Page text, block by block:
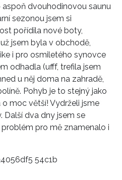
dvouhodinovou saunu
sezonou jsem si
pořídila nové boty,
jsem byla v obchodě,
i pro osmiletého synovce
odhadla (ufff, trefila jsem
u něj doma na zahradě,
Pohyb je to stejný jako
moc větší! Vydrželi jsme
Další dva dny jsem se
pro mě znamenalo i